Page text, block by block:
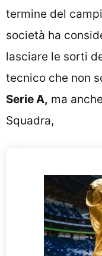
termine del
società ha
lasciare le sorti
tecnico che non
Serie A, ma
Squadra,